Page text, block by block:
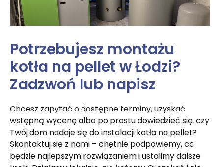
Potrzebujesz montażu
kotła na pellet w Łodzi?
Zadzwoń lub napisz
Chcesz zapytać o dostępne terminy, uzyskać
wstępną wycenę albo po prostu dowiedzieć się, czy
Twój dom nadaje się do instalacji kotła na pellet?
Skontaktuj się z nami – chętnie podpowiemy, co
będzie najlepszym rozwiązaniem i ustalimy dalsze